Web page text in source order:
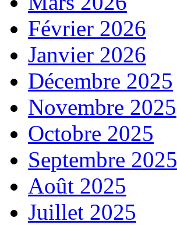
Février 2026
Janvier 2026
Décembre 2025
Novembre 2025
Octobre 2025
Septembre 2025
Août 2025
Juillet 2025